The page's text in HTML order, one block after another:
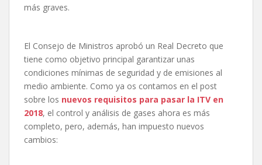
más graves.
El Consejo de Ministros aprobó un Real Decreto que
tiene como objetivo principal garantizar unas
condiciones mínimas de seguridad y de emisiones al
medio ambiente. Como ya os contamos en el post
sobre los nuevos requisitos para pasar la ITV en
2018, el control y análisis de gases ahora es más
completo, pero, además, han impuesto nuevos
cambios: